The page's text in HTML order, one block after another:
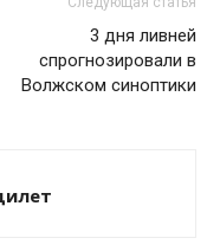
3 дня ливней
спрогнозировали в
Волжском синоптики